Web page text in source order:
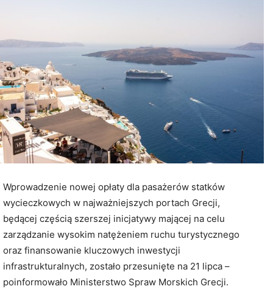
Wprowadzenie nowej opłaty dla pasażerów statków
wycieczkowych w najważniejszych portach Grecji,
będącej częścią szerszej inicjatywy mającej na celu
zarządzanie wysokim natężeniem ruchu turystycznego
oraz finansowanie kluczowych inwestycji
infrastrukturalnych, zostało przesunięte na 21 lipca –
poinformowało Ministerstwo Spraw Morskich Grecji.